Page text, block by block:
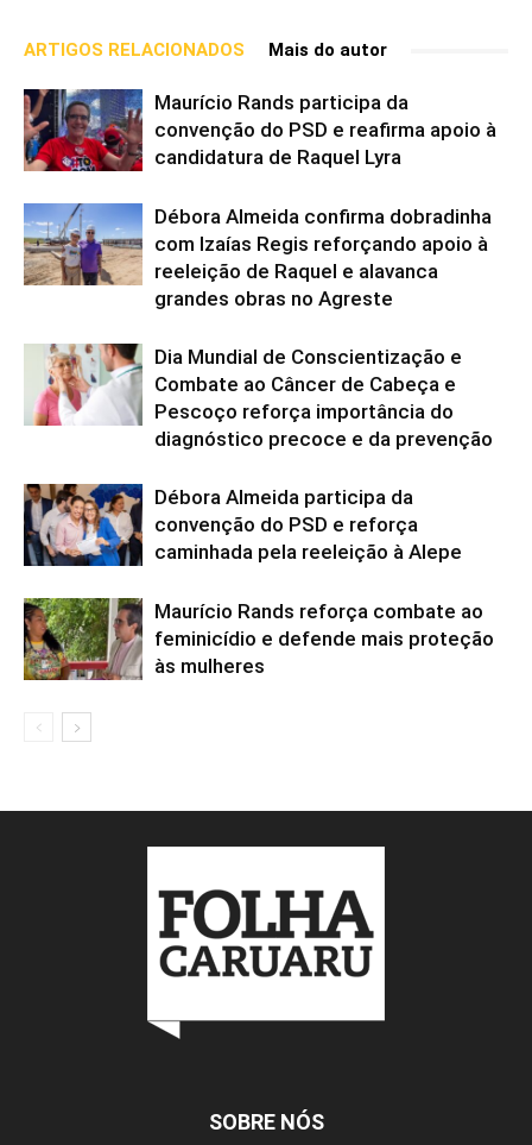
ARTIGOS RELACIONADOS Mais do autor
Maurício Rands participa da
convenção do PSD e reafirma apoio à
candidatura de Raquel Lyra
Débora Almeida confirma dobradinha
com Izaías Regis reforçando apoio à
reeleição de Raquel e alavanca
grandes obras no Agreste
Dia Mundial de Conscientização e
Combate ao Câncer de Cabeça e
Pescoço reforça importância do
diagnóstico precoce e da prevenção
Débora Almeida participa da
convenção do PSD e reforça
caminhada pela reeleição à Alepe
Maurício Rands reforça combate ao
feminicídio e defende mais proteção
às mulheres
SOBRE NÓS